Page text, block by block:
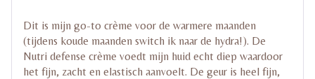
Dit is mijn go-to crème voor de warmere maanden
(tijdens koude maanden switch ik naar de hydra!). De
Nutri defense crème voedt mijn huid echt diep waardoor
het fijn, zacht en elastisch aanvoelt. De geur is heel fijn,